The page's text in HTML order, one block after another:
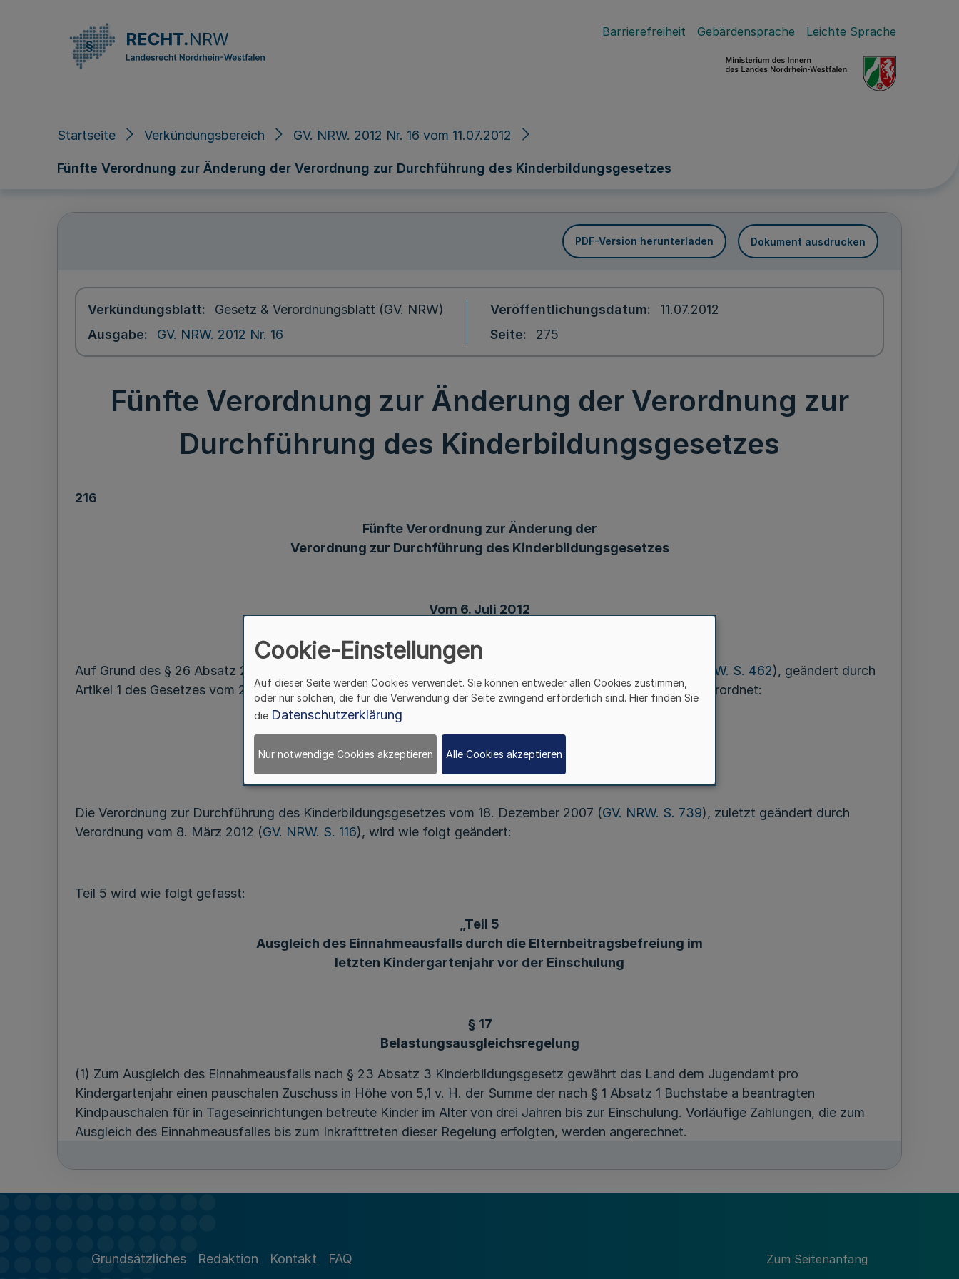
Barrierefreiheit Gebärdensprache Leichte Sprache
Startseite Verkündungsbereich GV. NRW. 2012 Nr. 16 vom 11.07.2012
Fünfte Verordnung zur Änderung der Verordnung zur Durchführung des Kinderbildungsgesetzes
PDF-Version herunterladen Dokument ausdrucken
Verkündungsblatt
Gesetz & Verordnungsblatt (GV. NRW)
Ausgabe
GV. NRW. 2012 Nr. 16
Veröffentlichungsdatum
11.07.2012
Seite
275
Fünfte Verordnung zur Änderung der Verordnung zur
Durchführung des Kinderbildungsgesetzes
216
Fünfte Verordnung zur Änderung der
Verordnung zur Durchführung des Kinderbildungsgesetzes
Vom 6. Juli 2012
Auf Grund des § 26 Absatz 2 Satz 1 Nummer 4 des Kinderbildungsgesetzes vom 30. Oktober 2007 ( GV. NRW. S. 462), geändert durch
Artikel 1 des Gesetzes vom 25. Juli 2011 (GV. NRW. S. 385), wird mit Zustimmung des Finanzministeriums verordnet:
Artikel 1
Die Verordnung zur Durchführung des Kinderbildungsgesetzes vom 18. Dezember 2007 (GV. NRW. S. 739), zuletzt geändert durch
Verordnung vom 8. März 2012 (GV. NRW. S. 116), wird wie folgt geändert:
Teil 5 wird wie folgt gefasst:
„Teil 5
Ausgleich des Einnahmeausfalls durch die Elternbeitragsbefreiung im
letzten Kindergartenjahr vor der Einschulung
§ 17
Belastungsausgleichsregelung
(1) Zum Ausgleich des Einnahmeausfalls nach § 23 Absatz 3 Kinderbildungsgesetz gewährt das Land dem Jugendamt pro
Kindergartenjahr einen pauschalen Zuschuss in Höhe von 5,1 v. H. der Summe der nach § 1 Absatz 1 Buchstabe a beantragten
Kindpauschalen für in Tageseinrichtungen betreute Kinder im Alter von drei Jahren bis zur Einschulung. Vorläufige Zahlungen, die zum
Ausgleich des Einnahmeausfalles bis zum Inkrafttreten dieser Regelung erfolgten, werden angerechnet.
(2) Mit dem Ausgleich nach Absatz 1 ist der Einnahmeausfall durch Elternbeiträge für die Betreuung von Kindern in
Kinderbildungsgesetz ausnahmsweise zwei Kindergartenjahre vor der Einschulung beitragsfrei ist, weil die Kinder aus erheblichen
Grundsätzliches Redaktion Kontakt FAQ Zum Seitenanfang
Cookie-Einstellungen
Auf dieser Seite werden Cookies verwendet. Sie können entweder allen Cookies zustimmen,
oder nur solchen, die für die Verwendung der Seite zwingend erforderlich sind. Hier finden Sie
die Datenschutzerklärung
Nur notwendige Cookies akzeptieren Alle Cookies akzeptieren